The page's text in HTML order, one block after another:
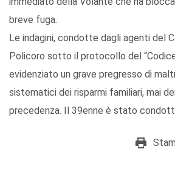
breve fuga.
Le indagini, condotte dagli agenti del
Policoro sotto il protocollo del “Codice
evidenziato un grave pregresso di
sistematici dei risparmi familiari, mai
precedenza. Il 39enne è stato